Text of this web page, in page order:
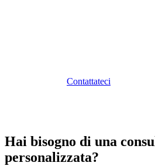
Contattateci
Hai bisogno di una
personalizzata?